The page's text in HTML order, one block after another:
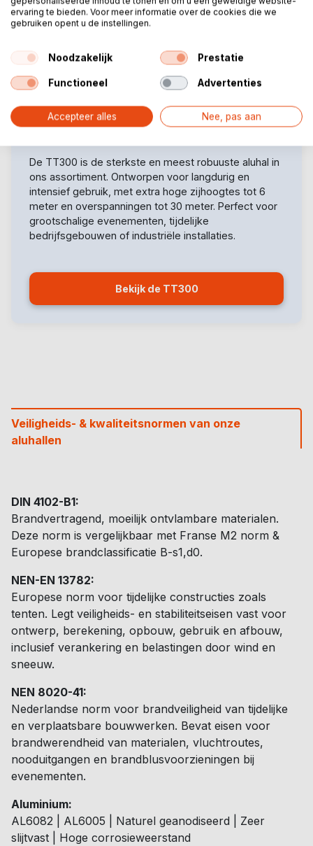
Grote en robuuste aluhal voor industriële
Breedte: 15 tot 30 meter
Zijhoogte: 4,00 | 5,00 | 6,00 meter
Industrie
De TT300 is de sterkste en meest robuuste aluhal in
ons assortiment. Ontworpen voor langdurig en
intensief gebruik, met extra hoge zijhoogtes tot 6
meter en overspanningen tot 30 meter. Perfect voor
grootschalige evenementen, tijdelijke
bedrijfsgebouwen of industriële installaties.
Bekijk de TT300
Veiligheids- & kwaliteitsnormen van onze
aluhallen
DIN 4102-B1:
Brandvertragend, moeilijk ontvlambare materialen.
Deze norm is vergelijkbaar met Franse M2 norm &
Europese brandclassificatie B-s1,d0.
NEN-EN 13782:
Europese norm voor tijdelijke constructies zoals
tenten. Legt veiligheids- en stabiliteitseisen vast voor
ontwerp, berekening, opbouw, gebruik en afbouw,
inclusief verankering en belastingen door wind en
sneeuw.
NEN 8020-41:
Nederlandse norm voor brandveiligheid van tijdelijke
en verplaatsbare bouwwerken. Bevat eisen voor
brandwerendheid van materialen, vluchtroutes,
nooduitgangen en brandblusvoorzieningen bij
evenementen.
Aluminium:
AL6082 | AL6005 | Naturel geanodiseerd | Zeer
slijtvast | Hoge corrosieweerstand
ervaring te bieden. Voor meer informatie over de cookies die we
gebruiken opent u de instellingen.
Noodzakelijk Prestatie
Functioneel Advertenties
Accepteer alles Nee, pas aan